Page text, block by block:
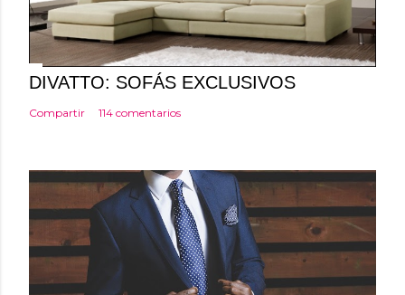
u
n
c
o
m
t
r
i
DIVATTO: SOFÁS EXCLUSIVOS
Compartir 114 comentarios